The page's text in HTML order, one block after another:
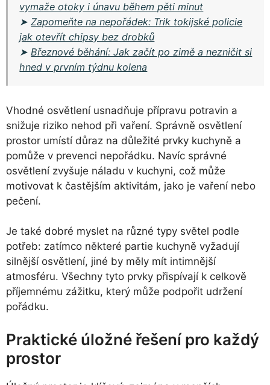
vymaže otoky i únavu během pěti minut
➤Zapomeňte na nepořádek: Trik tokijské policie
jak otevřít chipsy bez drobků
➤Březnové běhání: Jak začít po zimě a nezničit si
hned v prvním týdnu kolena
Vhodné osvětlení usnadňuje přípravu potravin a
snižuje riziko nehod při vaření. Správně osvětlení
prostor umístí důraz na důležité prvky kuchyně a
pomůže v prevenci nepořádku. Navíc správné
osvětlení zvyšuje náladu v kuchyni, což může
motivovat k častějším aktivitám, jako je vaření nebo
pečení.
Je také dobré myslet na různé typy světel podle
potřeb: zatímco některé partie kuchyně vyžadují
silnější osvětlení, jiné by měly mít intimnější
atmosféru. Všechny tyto prvky přispívají k celkově
příjemnému zážitku, který může podpořit udržení
pořádku.
Praktické úložné řešení pro každý
prostor